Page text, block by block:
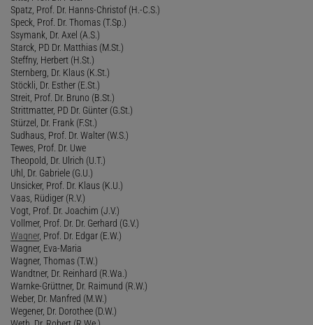
Spatz, Prof. Dr. Hanns-Christof (H.-C.S.)
Speck, Prof. Dr. Thomas (T.Sp.)
Ssymank, Dr. Axel (A.S.)
Starck, PD Dr. Matthias (M.St.)
Steffny, Herbert (H.St.)
Sternberg, Dr. Klaus (K.St.)
Stöckli, Dr. Esther (E.St.)
Streit, Prof. Dr. Bruno (B.St.)
Strittmatter, PD Dr. Günter (G.St.)
Stürzel, Dr. Frank (F.St.)
Sudhaus, Prof. Dr. Walter (W.S.)
Tewes, Prof. Dr. Uwe
Theopold, Dr. Ulrich (U.T.)
Uhl, Dr. Gabriele (G.U.)
Unsicker, Prof. Dr. Klaus (K.U.)
Vaas, Rüdiger (R.V.)
Vogt, Prof. Dr. Joachim (J.V.)
Vollmer, Prof. Dr. Dr. Gerhard (G.V.)
Wagner, Prof. Dr. Edgar (E.W.)
Wagner, Eva-Maria
Wagner, Thomas (T.W.)
Wandtner, Dr. Reinhard (R.Wa.)
Warnke-Grüttner, Dr. Raimund (R.W.)
Weber, Dr. Manfred (M.W.)
Wegener, Dr. Dorothee (D.W.)